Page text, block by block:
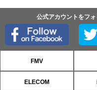
公式アカウントをフ
FMV
ELECOM